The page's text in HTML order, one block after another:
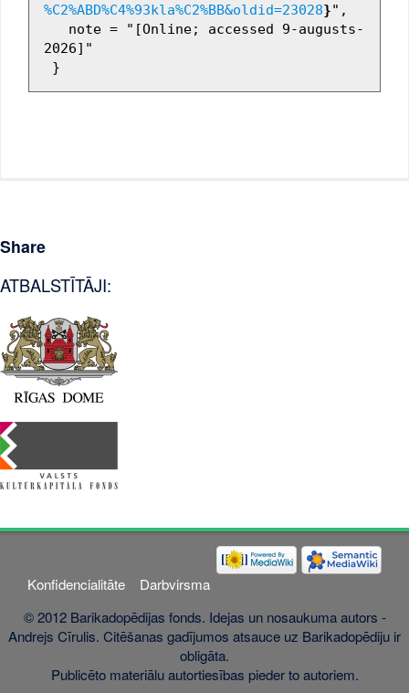
%C2%ABD%C4%93kla%C2%BB&oldid=23028}",
2026]"
Share
ATBALSTĪTĀJI:
Konfidencialitāte
Darbvirsma
© 2012 Barikadopēdijas fonds. Idejas un nosaukuma autors -
Andrejs Cīrulis. Citēšanas gadījumos atsauce uz Barikadopēdiju ir
obligāta.
Publicēto materiālu autortiesības pieder to autoriem.